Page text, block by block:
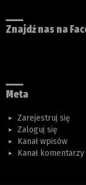
Znajdź nas na
Meta
Zarejestruj się
Zaloguj się
Kanał wpisów
Kanał komentarzy